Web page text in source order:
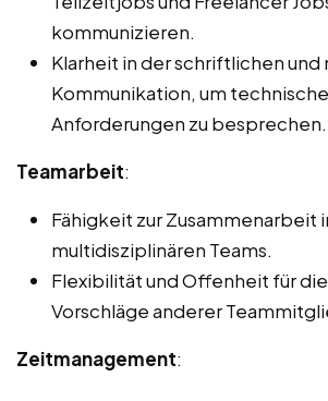
kommunizieren.
Klarheit in der schriftlichen und
Kommunikation, um
Anforderungen zu besprechen.
Teamarbeit:
Fähigkeit zur Zusammenarbeit
multidisziplinären Teams.
Flexibilität und Offenheit für
Vorschläge anderer
Zeitmanagement: